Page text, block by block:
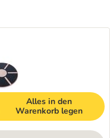
Alles in den
Warenkorb legen